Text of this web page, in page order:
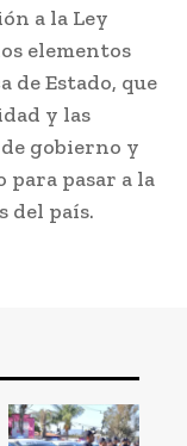
a la Ley
elementos
Estado, que
y las
gobierno y
para pasar a la
del país.